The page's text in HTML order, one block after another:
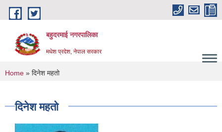
Skip to main content
बहुदरमाई नगरपालिका
मधेश प्रदेश, नेपाल सरकार
You are here
Home » दिनेश महतो
दिनेश महतो